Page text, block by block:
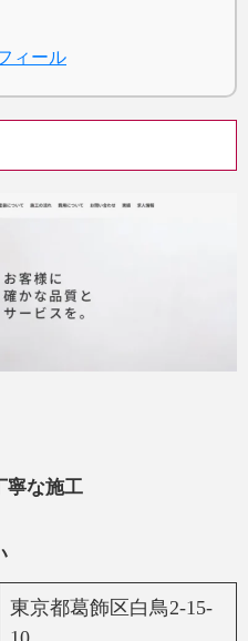
ィール
寧な施工
東京都葛飾区白鳥2-15-